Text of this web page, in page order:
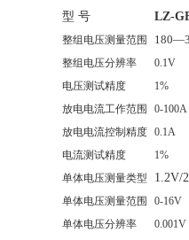
型 号
LZ-
整组电压测量范围 180—
整组电压分辨率
0.1V
电压测试精度
1%
放电电流工作范围
0-100A
放电电流控制精度 0.1A
电流测试精度
1%
单体电压测量类型
1.2V/
单体电压测量范围
0-16V
单体电压分辨率
0.001V